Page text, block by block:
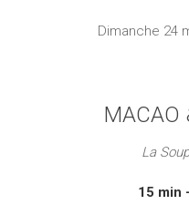
Dimanche 24
MACAO
La
15 min